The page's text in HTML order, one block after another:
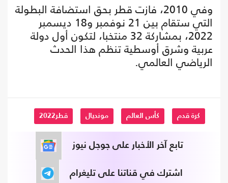
وفي 2010، فازت قطر بحق استضافة البطولة
التي ستقام بين 21 نوفمبر و18 ديسمبر
2022، بمشاركة 32 منتخبا، لتكون أول دولة
عربية وشرق أوسطية تنظم هذا الحدث
الرياضي العالمي.
كرة قدم كأس العالم مونديال قطر2022
تابع آخر الأخبار على جوجل نيوز
اشترك في قناتنا على تليغرام